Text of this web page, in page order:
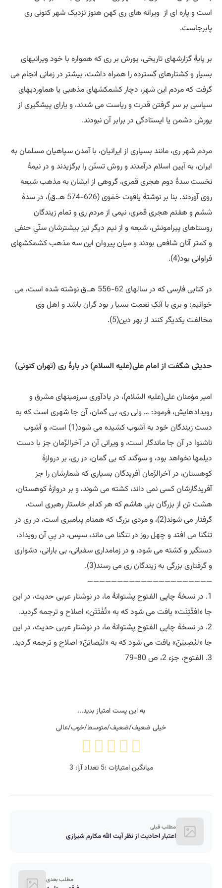
است و پاره ای از ويرانه های ری کهن هنوز نزديک شهر كنونی ری
پابرجاست.
بر پایۀ گزارشهای تاریخی، یورش بر ری که همواره با خود ویرانیهای
بسیار و کشتارهای گسترده را همراه داشت، بیشتر در زمانی انجام می
گرفت که مردم این شهر، دچار کشمکشهای مذهبی یا هماوردیهای
سیاسی بر سر گرفتن قدرت و ریاست می شدند، و یارای پیشگیری از
یورش دشمن یا ایستادگی در برابر آن نبودند.
مردم شهر ری، مانند بسیاری از ایرانیان، با آمدن سپاهيان مسلمان به
ایران، به آیین اسلام درآمدند و روش تسنّن را برگزیدند و در نيمۀ
نخست سدۀ دوم هجری قمری، گروهی از ایشان به مذهب شيعه
روی آوردند. بنا بر نوشتۀ یاقوت حَمَوی (626-574 هـ.ق)، در سدۀ
ششم و هفتم هجری قمری، نیمی از مردم ری و تمام زیندگان
روستاهای پیرامونش، شیعه و از نیم دیگر نیز بیشترشان سنّیِ حنفی
و کمتر آنان شافعی بودند و میان پیروان این سه مذهب کشمکشهای
فراوانی بود(4).
در کتابی فارسی که در سالهای 62-556 هـ.ق نوشته شده است، می
خوانیم: و بری با آنکِ نعمت بسیا ر بود گران باشد و اهل وی
مخالفت یکدیگر کنند از بهر دین(5).
حدیثی شگفت از امام علی(علیه السلام) در بارۀ ری (تهران کنونی)
امیر مؤمنان علی(علیه السّلام)، در یادآوری سرزمینهای مشرق و
رویدادهایش، فرمود: … ولی ری، بی گمان، آن جا شهری است که به
دست زیندگان خود به آشوب کشیده می شود(1) است، و آشوب
ناشنوا در آن جا ماندگار است، و ویرانی آن در آخرالزّمان جز با دست
دیلمها نخواهد بود، و سوگند که بی گمان، در ری، بر دروازۀ
کوهستان، در آخرالزّمان آفریدگان بسیاری که شمارشان را جز
آفریدگارشان کسی نمی داند، کشته می شوند، و بر دروازۀ کوهستان،
هشت تن از بزرگان بنی هاشم که هر کدام خاستار رهبری است،
گرفتار می شوند(2)، و مردی بزرگ که همنام پیامبری است، در ری در
تنگنا می افتد و چهل روز در تنگنا می ماند، سپس، در پیِ آن رویداد،
دستگیر و کشته می شود، و در زمامداری سفیانی، بی بارانی، دشواری
و گرفتاری بزرگی به زیندگان ری می رسند(3).
—————————————————————
1. در نسخۀ چاپی الفتوح پشتوانۀ ما، در نوشتار عربی حدیث، در این
جا «افتُتِنَت» یافت می شود که به «تُفْتَتَن» اصلاحو ترجمه گردید.
2. در نسخۀ چاپی الفتوح پشتوانۀ ما، در نوشتار عربی حدیث، در این
جا «لیُصِیبَنّ» یافت می شود که به «لیُصابَنّ» اصلاح و ترجمه گردید.
3. الفتوح، جزء 2، ص 80-79
به این پست امتیاز بدید...
خیلی ضعیف/ضعیف/متوسط/خوب/عالی
میانگین امتیازات :5 تعداد آرا: 3
مطلب قبلی
اعتبار احادیث از نظر آیت الله مکارم شیرازی
مطلب بعدی